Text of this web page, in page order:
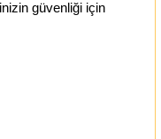
güvenliği için